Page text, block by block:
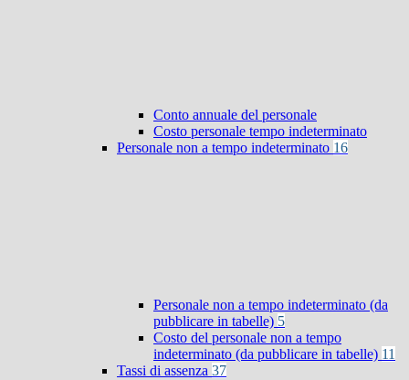
Conto annuale del personale
Costo personale tempo indeterminato
Personale non a tempo indeterminato 16
Personale non a tempo indeterminato (da
pubblicare in tabelle) 5
Costo del personale non a tempo
indeterminato (da pubblicare in tabelle) 11
Tassi di assenza 37